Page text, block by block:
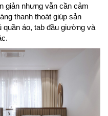
giản nhưng vẫn cần cảm
thanh thoát giúp sản
áo, tab đầu giường và